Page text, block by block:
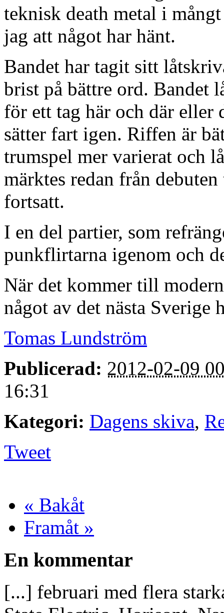
teknisk death metal i
jag att något har hänt.
Bandet har tagit sitt
brist på bättre ord. Bandet
för ett tag här och där eller
sätter fart igen. Riffen är
trumspel mer varierat och
märktes redan från
fortsatt.
I en del partier, som
punkflirtarna igenom och
När det kommer till
något av det nästa Sverige
Tomas Lundström
Publicerad: 2012-02-09
16:31
Kategori: Dagens skiva,
Tweet
« Bakåt
Framåt »
En kommentar
[...] februari med flera